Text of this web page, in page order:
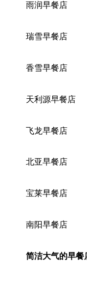
雨润早餐店
瑞雪早餐店
香雪早餐店
天利源早餐店
飞龙早餐店
北亚早餐店
宝莱早餐店
南阳早餐店
简洁大气的早餐